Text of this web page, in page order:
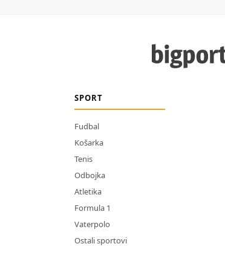
SPORT
Fudbal
Košarka
Tenis
Odbojka
Atletika
Formula 1
Vaterpolo
Ostali sportovi